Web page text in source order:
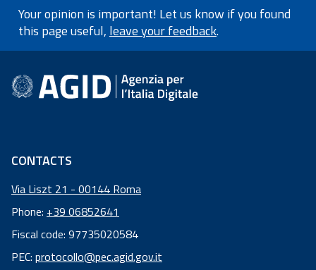
Your opinion is important! Let us know if you found
this page useful, leave your feedback.
footer information
CONTACTS
Via Liszt 21 - 00144 Roma
Phone: +39 06852641
Fiscal code: 97735020584
Fiscal
PEC: protocollo@pec.agid.gov.it